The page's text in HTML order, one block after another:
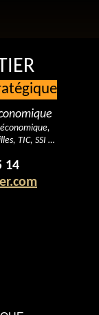
TIC, SSI …
14